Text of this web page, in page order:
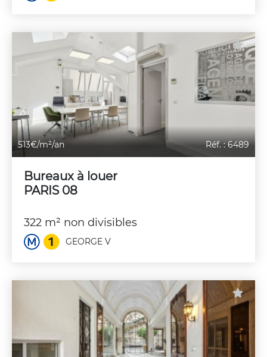
513€/m²/an Réf. : 6489
Bureaux à louer
PARIS 08
322 m² non divisibles
GEORGE V